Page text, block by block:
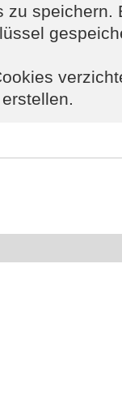
zu speichern.